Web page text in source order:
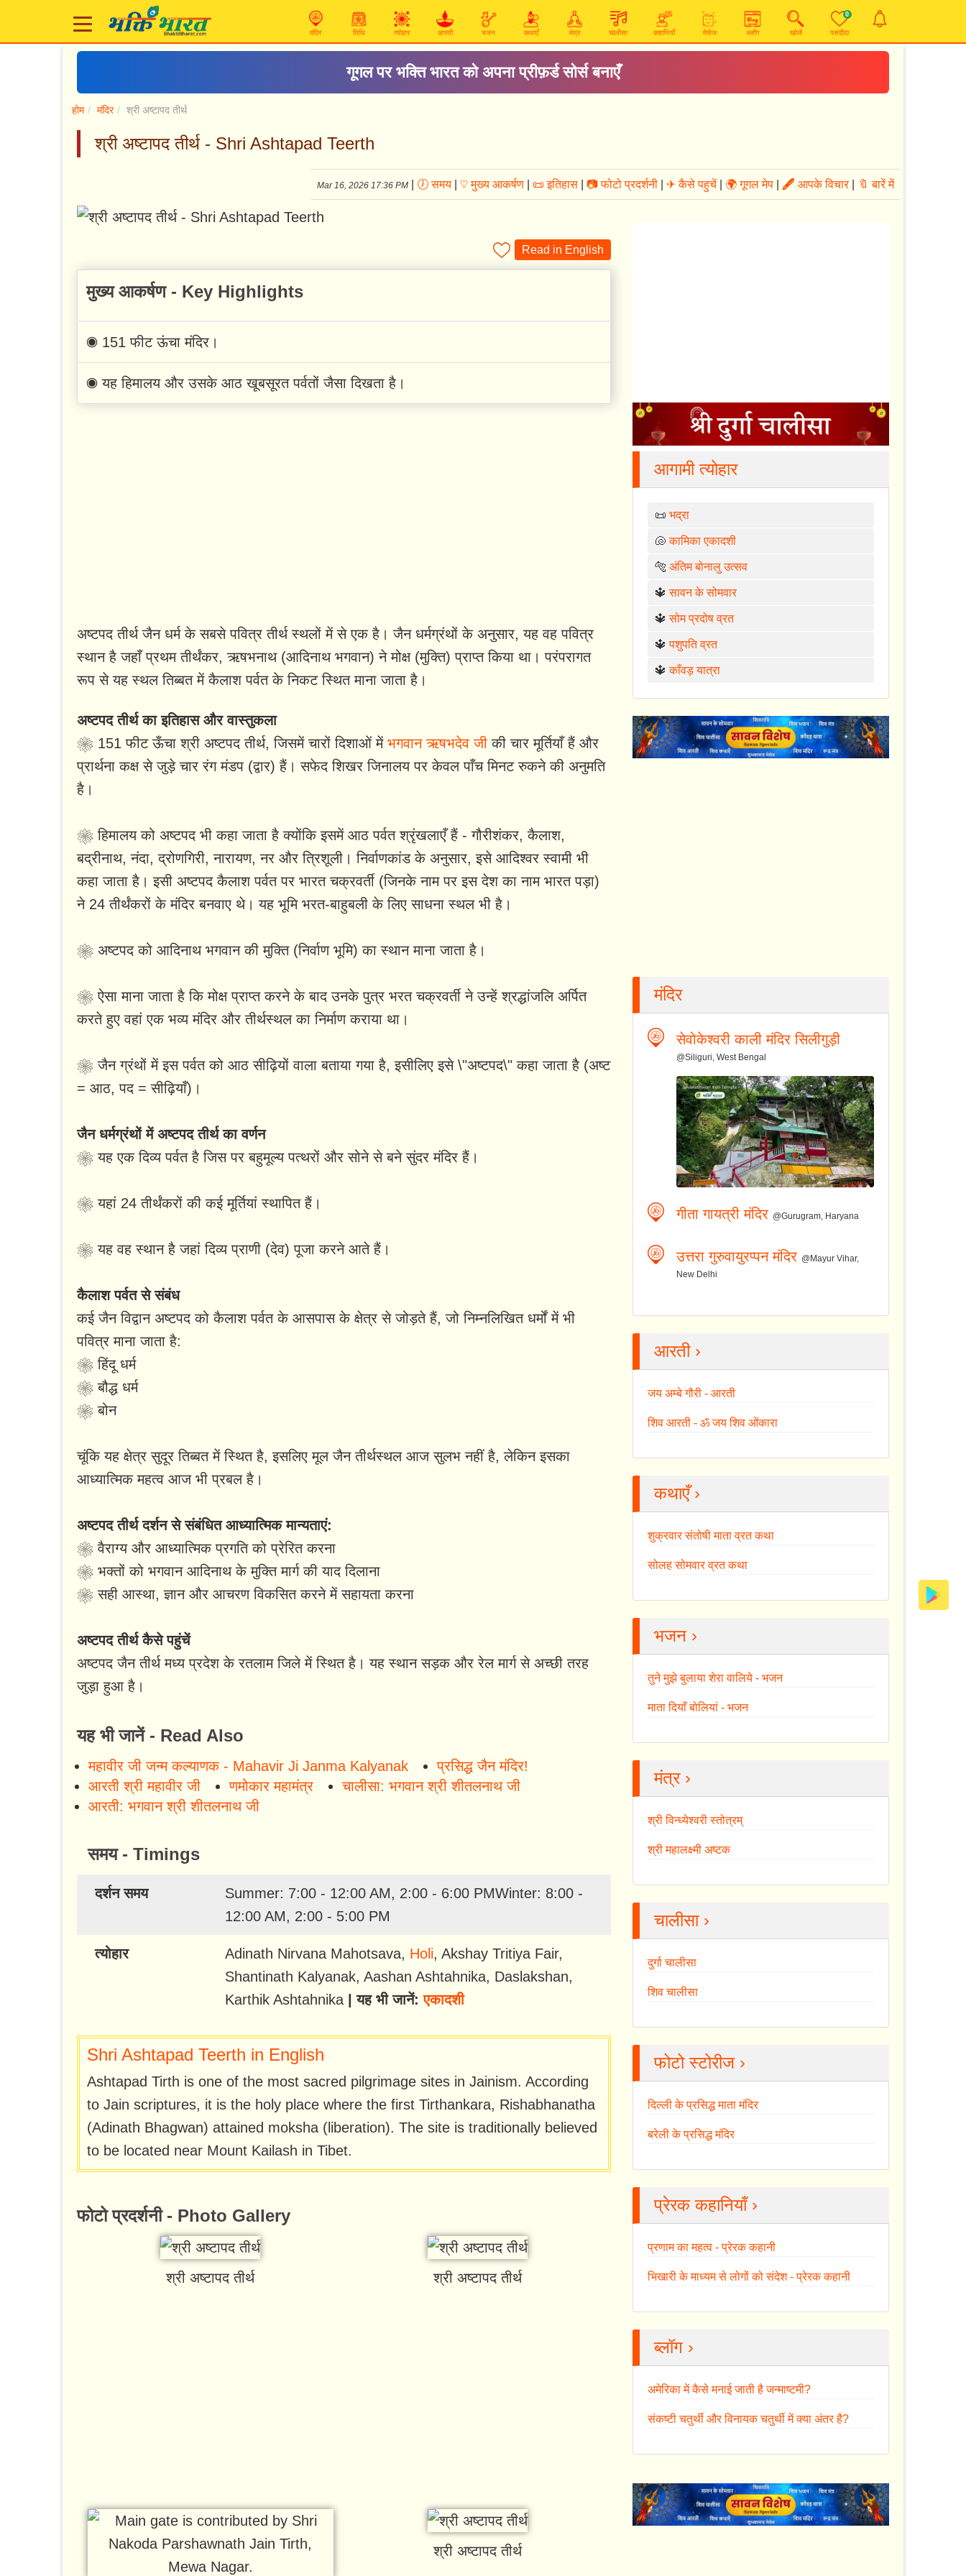
मंदिर तिथि त्योहार आरती भजन कथाएँ मंत्र चालीसा कहानियाँ मेसेज ब्लॉग खोजें
0
पसंदीदा
गूगल पर भक्ति भारत को अपना प्रीफ़र्ड सोर्स बनाएँ
होम मंदिर श्री अष्टापद तीर्थ
श्री अष्टापद तीर्थ - Shri Ashtapad Teerth
Mar 16, 2026 17:36 PM 🕖 समय ♡ मुख्य आकर्षण 📜 इतिहास 📷 फोटो प्रदर्शनी ✈ कैसे पहुचें 🌍 गूगल मेप 🖋 आपके विचार| 🔖 बारें में
Read in English
मुख्य आकर्षण - Key Highlights
◉ 151 फीट ऊंचा मंदिर।
◉ यह हिमालय और उसके आठ खूबसूरत पर्वतों जैसा दिखता है।
अष्टपद तीर्थ जैन धर्म के सबसे पवित्र तीर्थ स्थलों में से एक है। जैन धर्मग्रंथों के अनुसार, यह वह पवित्र
स्थान है जहाँ प्रथम तीर्थंकर, ऋषभनाथ (आदिनाथ भगवान) ने मोक्ष (मुक्ति) प्राप्त किया था। परंपरागत
रूप से यह स्थल तिब्बत में कैलाश पर्वत के निकट स्थित माना जाता है।
अष्टपद तीर्थ का इतिहास और वास्तुकला
❀ 151 फीट ऊँचा श्री अष्टपद तीर्थ, जिसमें चारों दिशाओं में भगवान ऋषभदेव जी की चार मूर्तियाँ हैं और
प्रार्थना कक्ष से जुड़े चार रंग मंडप (द्वार) हैं। सफेद शिखर जिनालय पर केवल पाँच मिनट रुकने की अनुमति
है।
❀ हिमालय को अष्टपद भी कहा जाता है क्योंकि इसमें आठ पर्वत श्रृंखलाएँ हैं - गौरीशंकर, कैलाश,
बद्रीनाथ, नंदा, द्रोणगिरी, नारायण, नर और त्रिशूली। निर्वाणकांड के अनुसार, इसे आदिश्वर स्वामी भी
कहा जाता है। इसी अष्टपद कैलाश पर्वत पर भारत चक्रवर्ती (जिनके नाम पर इस देश का नाम भारत पड़ा)
ने 24 तीर्थंकरों के मंदिर बनवाए थे। यह भूमि भरत-बाहुबली के लिए साधना स्थल भी है।
❀ अष्टपद को आदिनाथ भगवान की मुक्ति (निर्वाण भूमि) का स्थान माना जाता है।
❀ ऐसा माना जाता है कि मोक्ष प्राप्त करने के बाद उनके पुत्र भरत चक्रवर्ती ने उन्हें श्रद्धांजलि अर्पित
करते हुए वहां एक भव्य मंदिर और तीर्थस्थल का निर्माण कराया था।
❀ जैन ग्रंथों में इस पर्वत को आठ सीढ़ियों वाला बताया गया है, इसीलिए इसे \"अष्टपद\" कहा जाता है (अष्ट
= आठ, पद = सीढ़ियाँ)।
जैन धर्मग्रंथों में अष्टपद तीर्थ का वर्णन
❀ यह एक दिव्य पर्वत है जिस पर बहुमूल्य पत्थरों और सोने से बने सुंदर मंदिर हैं।
❀ यहां 24 तीर्थंकरों की कई मूर्तियां स्थापित हैं।
❀ यह वह स्थान है जहां दिव्य प्राणी (देव) पूजा करने आते हैं।
कैलाश पर्वत से संबंध
कई जैन विद्वान अष्टपद को कैलाश पर्वत के आसपास के क्षेत्र से जोड़ते हैं, जो निम्नलिखित धर्मों में भी
पवित्र माना जाता है:
❀ हिंदू धर्म
❀ बौद्ध धर्म
❀ बोन
चूंकि यह क्षेत्र सुदूर तिब्बत में स्थित है, इसलिए मूल जैन तीर्थस्थल आज सुलभ नहीं है, लेकिन इसका
आध्यात्मिक महत्व आज भी प्रबल है।
अष्टपद तीर्थ दर्शन से संबंधित आध्यात्मिक मान्यताएं:
❀ वैराग्य और आध्यात्मिक प्रगति को प्रेरित करना
❀ भक्तों को भगवान आदिनाथ के मुक्ति मार्ग की याद दिलाना
❀ सही आस्था, ज्ञान और आचरण विकसित करने में सहायता करना
अष्टपद तीर्थ कैसे पहुंचें
अष्टपद जैन तीर्थ मध्य प्रदेश के रतलाम जिले में स्थित है। यह स्थान सड़क और रेल मार्ग से अच्छी तरह
जुड़ा हुआ है।
यह भी जानें - Read Also
महावीर जी जन्म कल्याणक - Mahavir Ji Janma Kalyanak
प्रसिद्ध जैन मंदिर!
आरती श्री महावीर जी
णमोकार महामंत्र
चालीसा: भगवान श्री शीतलनाथ जी
आरती: भगवान श्री शीतलनाथ जी
समय - Timings
दर्शन समय
Summer: 7:00 - 12:00 AM, 2:00 - 6:00 PMWinter: 8:00 -
12:00 AM, 2:00 - 5:00 PM
त्योहार Adinath Nirvana Mahotsava, Holi, Akshay Tritiya Fair,
Shantinath Kalyanak, Aashan Ashtahnika, Daslakshan,
Karthik Ashtahnika| यह भी जानें:एकादशी
Shri Ashtapad Teerth in English
Ashtapad Tirth is one of the most sacred pilgrimage sites in Jainism. According
to Jain scriptures, it is the holy place where the first Tirthankara, Rishabhanatha
(Adinath Bhagwan) attained moksha (liberation). The site is traditionally believed
to be located near Mount Kailash in Tibet.
फोटो प्रदर्शनी - Photo Gallery
श्री अष्टापद तीर्थ श्री अष्टापद तीर्थ
श्री अष्टापद तीर्थ
आगामी त्योहार
📜भद्रा
🐚कामिका एकादशी
🐅अंतिम बोनालु उत्सव
🔱सावन के सोमवार
🔱सोम प्रदोष व्रत
🔱पशुपति व्रत
🔱काँवड़ यात्रा
मंदिर
सेवोकेश्वरी काली मंदिर सिलीगुड़ी
@Siliguri, West Bengal
गीता गायत्री मंदिर @Gurugram, Haryana
उत्तरा गुरुवायुरप्पन मंदिर @Mayur Vihar,
New Delhi
आरती ›
जय अम्बे गौरी - आरती
शिव आरती - ॐ जय शिव ओंकारा
कथाएँ ›
शुक्रवार संतोषी माता व्रत कथा
सोलह सोमवार व्रत कथा
भजन ›
तुने मुझे बुलाया शेरा वालिये - भजन
माता दियाँ बोलियां - भजन
मंत्र ›
श्री विन्ध्येश्वरी स्तोत्रम्
श्री महालक्ष्मी अष्टक
चालीसा ›
दुर्गा चालीसा
शिव चालीसा
फोटो स्टोरीज ›
दिल्ली के प्रसिद्ध माता मंदिर
बरेली के प्रसिद्ध मंदिर
प्रेरक कहानियाँ ›
प्रणाम का महत्व - प्रेरक कहानी
भिखारी के माध्यम से लोगों को संदेश - प्रेरक कहानी
ब्लॉग ›
अमेरिका में कैसे मनाई जाती है जन्माष्टमी?
संकष्टी चतुर्थी और विनायक चतुर्थी में क्या अंतर है?